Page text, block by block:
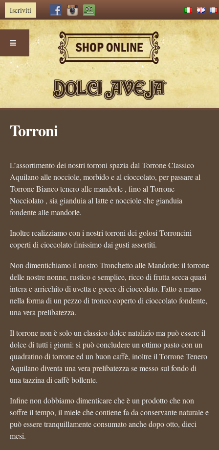
Iscriviti
contentTorroni
L’assortimento dei nostri torroni spazia dal Torrone Classico
Aquilano alle nocciole, morbido e al cioccolato, per passare al
Torrone Bianco tenero alle mandorle , fino al Torrone
Nocciolato , sia gianduia al latte e nocciole che gianduia
fondente alle mandorle.
Inoltre realizziamo con i nostri torroni dei golosi Torroncini
coperti di cioccolato finissimo dai gusti assortiti.
Non dimentichiamo il nostro Tronchetto alle Mandorle: il torrone
delle nostre nonne, rustico e semplice, ricco di frutta secca quasi
intera e arricchito di uvetta e gocce di cioccolato. Fatto a mano
nella forma di un pezzo di tronco coperto di cioccolato fondente,
una vera prelibatezza.
Il torrone non è solo un classico dolce natalizio ma può essere il
dolce di tutti i giorni: si può concludere un ottimo pasto con un
quadratino di torrone ed un buon caffè, inoltre il Torrone Tenero
Aquilano diventa una vera prelibatezza se messo sul fondo di
una tazzina di caffè bollente.
Infine non dobbiamo dimenticare che è un prodotto che non
soffre il tempo, il miele che contiene fa da conservante naturale e
può essere tranquillamente consumato anche dopo otto, dieci
mesi.